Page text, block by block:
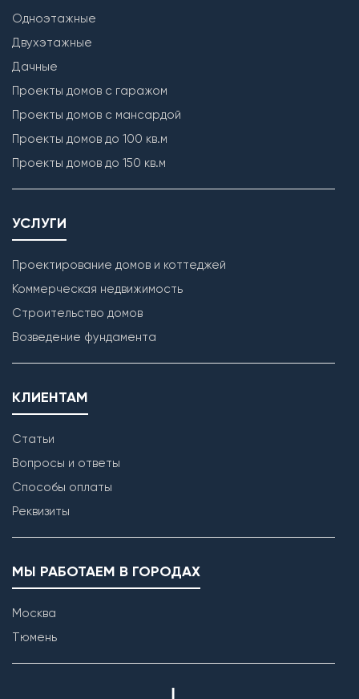
Одноэтажные
Двухэтажные
Дачные
Проекты домов с гаражом
Проекты домов с мансардой
Проекты домов до 100 кв.м
Проекты домов до 150 кв.м
УСЛУГИ
Проектирование домов и коттеджей
Коммерческая недвижимость
Строительство домов
Возведение фундамента
КЛИЕНТАМ
Статьи
Вопросы и ответы
Способы оплаты
Реквизиты
МЫ РАБОТАЕМ В ГОРОДАХ
Москва
Тюмень